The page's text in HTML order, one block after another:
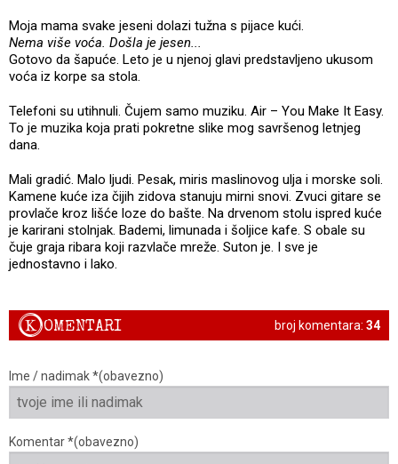
Moja mama svake jeseni dolazi tužna s pijace kući.
Nema više voća. Došla je jesen...
Gotovo da šapuće. Leto je u njenoj glavi predstavljeno ukusom
voća iz korpe sa stola.
Telefoni su utihnuli. Čujem samo muziku. Air – You Make It Easy.
To je muzika koja prati pokretne slike mog savršenog letnjeg
dana.
Mali gradić. Malo ljudi. Pesak, miris maslinovog ulja i morske soli.
Kamene kuće iza čijih zidova stanuju mirni snovi. Zvuci gitare se
provlače kroz lišće loze do bašte. Na drvenom stolu ispred kuće
je karirani stolnjak. Bademi, limunada i šoljice kafe. S obale su
čuje graja ribara koji razvlače mreže. Suton je. I sve je
jednostavno i lako.
broj komentara: 34
KOMENTARI
Ime / nadimak *(obavezno)
Komentar *(obavezno)